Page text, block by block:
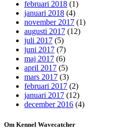
februari 2018 (1)
januari 2018 (4)
november 2017 (1)
augusti 2017 (12)
juli 2017 (5)
juni 2017 (7)
maj 2017 (6)
april 2017 (5)
mars 2017 (3)
februari 2017 (2)
januari 2017 (12)
december 2016 (4)
Om Kennel Wavecatcher